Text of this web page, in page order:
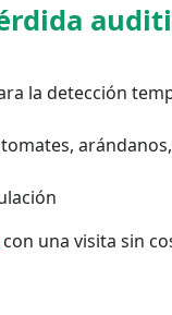
la detección
con una visita sin